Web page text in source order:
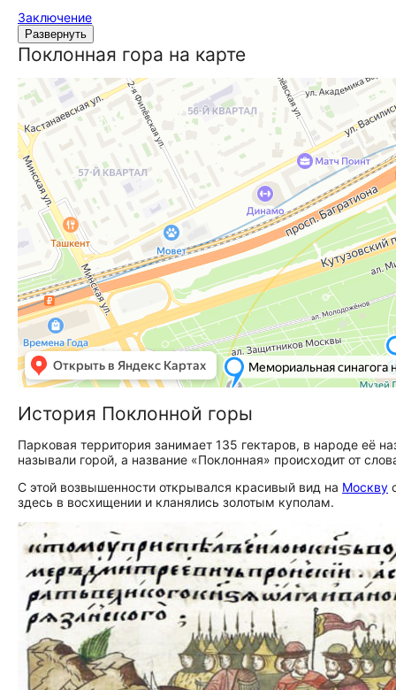
Заключение
Развернуть
Поклонная гора на карте
История Поклонной горы
Парковая территория занимает 135 гектаров, в народе её
называли горой, а название «Поклонная» происходит от
С этой возвышенности открывался красивый вид на Москву
здесь в восхищении и кланялись золотым куполам.